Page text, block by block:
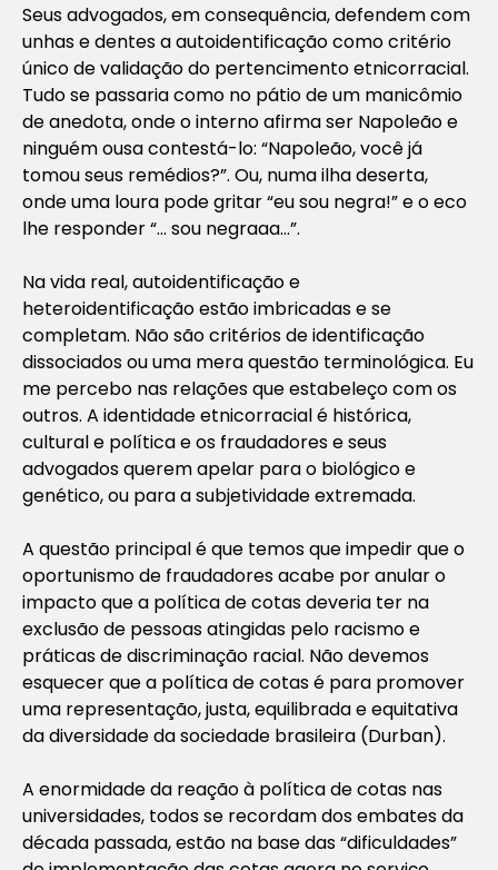
Seus advogados, em consequência, defendem com
unhas e dentes a autoidentificação como critério
único de validação do pertencimento etnicorracial.
Tudo se passaria como no pátio de um manicômio
de anedota, onde o interno afirma ser Napoleão e
ninguém ousa contestá-lo: “Napoleão, você já
tomou seus remédios?”. Ou, numa ilha deserta,
onde uma loura pode gritar “eu sou negra!” e o eco
lhe responder “… sou negraaa…”.
Na vida real, autoidentificação e
heteroidentificação estão imbricadas e se
completam. Não são critérios de identificação
dissociados ou uma mera questão terminológica. Eu
me percebo nas relações que estabeleço com os
outros. A identidade etnicorracial é histórica,
cultural e política e os fraudadores e seus
advogados querem apelar para o biológico e
genético, ou para a subjetividade extremada.
A questão principal é que temos que impedir que o
oportunismo de fraudadores acabe por anular o
impacto que a política de cotas deveria ter na
exclusão de pessoas atingidas pelo racismo e
práticas de discriminação racial. Não devemos
esquecer que a política de cotas é para promover
uma representação, justa, equilibrada e equitativa
da diversidade da sociedade brasileira (Durban).
A enormidade da reação à política de cotas nas
universidades, todos se recordam dos embates da
década passada, estão na base das “dificuldades”